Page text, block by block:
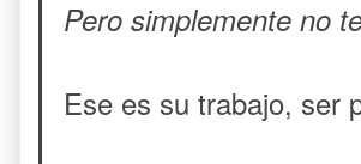
Pero simplemente no
Ese es su trabajo, ser